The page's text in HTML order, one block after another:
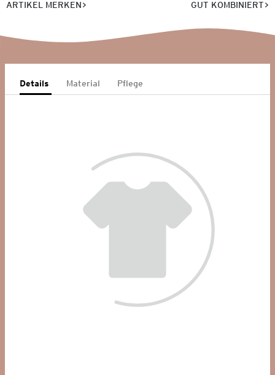
ARTIKEL MERKEN GUT KOMBINIERT
Details Material Pflege